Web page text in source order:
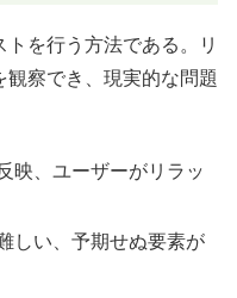
を行う方法である。リ
察でき、現実的な問題
映、ユーザーがリラッ
しい、予期せぬ要素が